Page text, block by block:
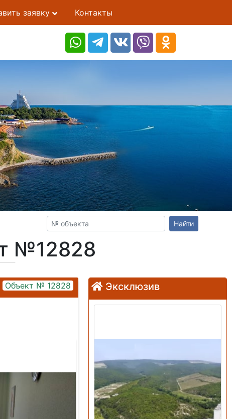
заявку Контакты
Найти
№12828
Объект № 12828 Эксклюзив